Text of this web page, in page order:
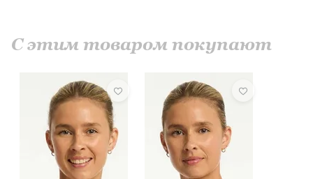
С этим товаром покупают